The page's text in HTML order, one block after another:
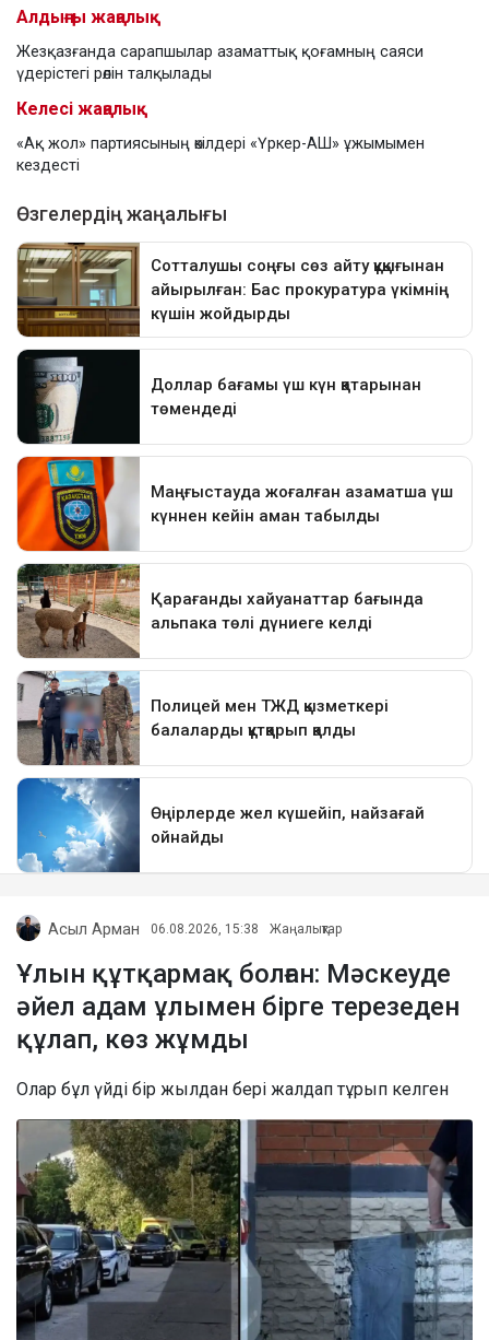
Алдыңғы жаңалық
Жезқазғанда сарапшылар азаматтық қоғамның саяси
үдерістегі рөлін талқылады
Келесі жаңалық
«Ақ жол» партиясының өкілдері «Үркер-АШ» ұжымымен
кездесті
Асыл Арман 06.08.2026, 15:38 Жаңалықтар
Ұлын құтқармақ болған: Мәскеуде
әйел адам ұлымен бірге терезеден
құлап, көз жұмды
Олар бұл үйді бір жылдан бері жалдап тұрып келген